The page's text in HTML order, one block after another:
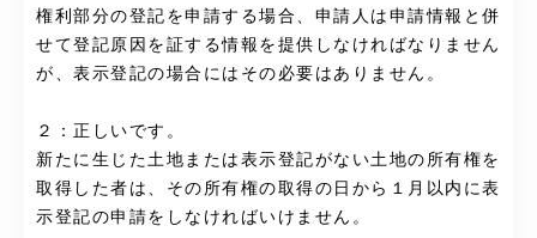
権利部分の登記を申請する場合、申請人は申請情報と併
せて登記原因を証する情報を提供しなければなりません
が、表示登記の場合にはその必要はありません。
２：正しいです。
新たに生じた土地または表示登記がない土地の所有権を
取得した者は、その所有権の取得の日から１月以内に表
示登記の申請をしなければいけません。